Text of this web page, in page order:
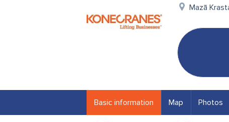
Mazā
Basic information Map Photos